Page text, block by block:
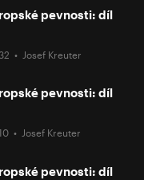
pevnosti: díl
• Josef Kreuter
pevnosti: díl
• Josef Kreuter
pevnosti: díl